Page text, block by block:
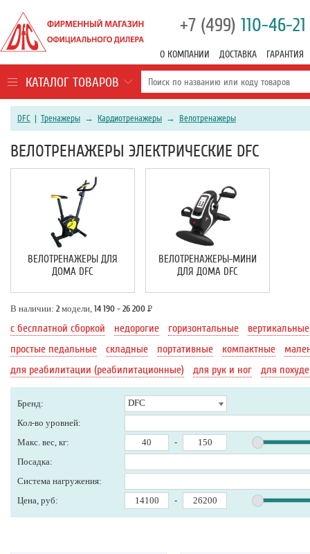
+7 (499) 110-46-21
О КОМПАНИИ ДОСТАВКА ГАРАНТИЯ
КАТАЛОГ ТОВАРОВ
DFC | Тренажеры → Кардиотренажеры → Велотренажеры
ВЕЛОТРЕНАЖЕРЫ ЭЛЕКТРИЧЕСКИЕ DFC
ВЕЛОТРЕНАЖЕРЫ ДЛЯ
ДОМА DFC
ВЕЛОТРЕНАЖЕРЫ-МИНИ
ДЛЯ ДОМА DFC
В наличии: 2 модели, 14 190 - 26 200 Р
с бесплатной сборкой недорогие горизонтальные
вертикальные
простые педальные
складные портативные компактные
для реабилитации (реабилитационные)
для рук и ног для
Бренд:
DFC
Кол-во уровней:
Макс. вес, кг:
-
Посадка:
Система нагружения:
Цена, руб:
-